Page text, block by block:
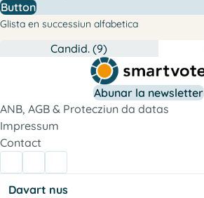
Button
Glista en successiun alfabetica
Candid. (9)
Abunar la newsletter
ANB, AGB & Protecziun da datas
Impressum
Contact
Davart nus